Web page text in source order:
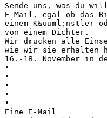
Sende uns, was du
E-Mail, egal ob das
einem K&uuml;nstler
von einem Dichter.
Wir drucken alle
wie wir sie erhalten
16.-18. November in
•
•
•
•
•
Eine E-Mail